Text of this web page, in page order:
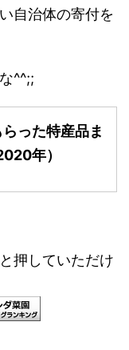
自治体の寄付を
^^;;
った特産品ま
年）
押していただけ